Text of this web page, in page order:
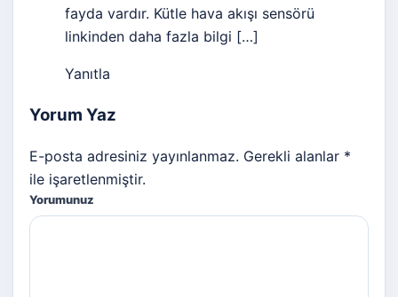
fayda vardır. Kütle hava akışı sensörü
linkinden daha fazla bilgi […]
Yanıtla
Yorum Yaz
E-posta adresiniz yayınlanmaz. Gerekli alanlar *
ile işaretlenmiştir.
Yorumunuz